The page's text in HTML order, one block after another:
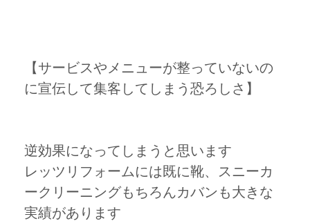
【サービスやメニューが整っていないの
に宣伝して集客してしまう恐ろしさ】
逆効果になってしまうと思います
レッツリフォームには既に靴、スニーカ
ークリーニングもちろんカバンも大きな
実績があります